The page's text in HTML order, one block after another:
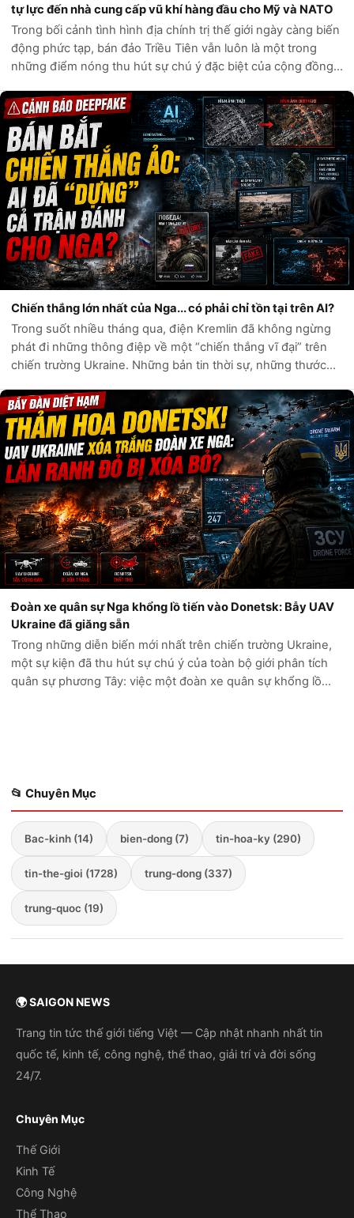
tự lực đến nhà cung cấp vũ khí hàng đầu cho Mỹ và NATO
Trong bối cảnh tình hình địa chính trị thế giới ngày càng biến
động phức tạp, bán đảo Triều Tiên vẫn luôn là một trong
những điểm nóng thu hút sự chú ý đặc biệt của cộng đồng
các mối đe dọa t...
Chiến thắng lớn nhất của Nga... có phải chỉ tồn tại trên AI?
Trong suốt nhiều tháng qua, điện Kremlin đã không ngừng
phát đi những thông điệp về một “chiến thắng vĩ đại” trên
chiến trường Ukraine. Những bản tin thời sự, những thước
ngợi sức mạnh quân...
Đoàn xe quân sự Nga khổng lồ tiến vào Donetsk: Bẫy UAV
Ukraine đã giăng sẵn
Trong những diễn biến mới nhất trên chiến trường Ukraine,
một sự kiện đã thu hút sự chú ý của toàn bộ giới phân tích
quân sự phương Tây: việc một đoàn xe quân sự khổng lồ
📂 Chuyên Mục
Bac-kinh (14) bien-dong (7) tin-hoa-ky (290)
tin-the-gioi (1728) trung-dong (337)
trung-quoc (19)
🌍 SAIGON NEWS
Trang tin tức thế giới tiếng Việt — Cập nhật nhanh nhất tin
quốc tế, kinh tế, công nghệ, thể thao, giải trí và đời sống
24/7.
Chuyên Mục
Thế Giới
Kinh Tế
Công Nghệ
Thể Thao